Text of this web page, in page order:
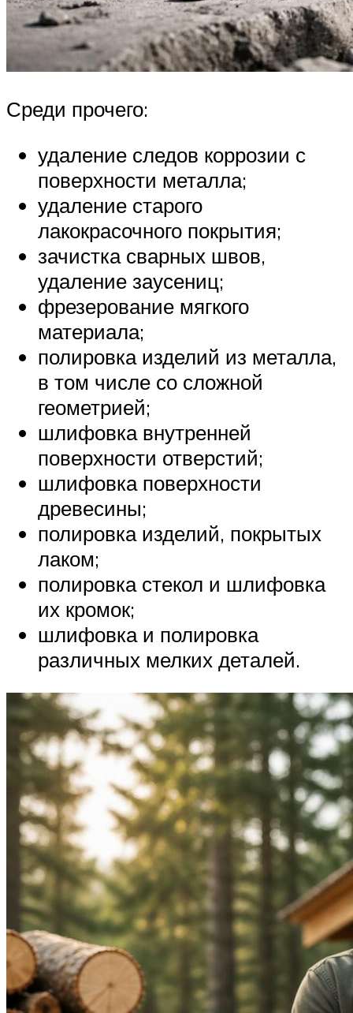
Среди прочего:
удаление следов коррозии с
поверхности металла;
удаление старого
лакокрасочного покрытия;
зачистка сварных швов,
удаление заусениц;
фрезерование мягкого
материала;
полировка изделий из металла,
в том числе со сложной
геометрией;
шлифовка внутренней
поверхности отверстий;
шлифовка поверхности
древесины;
полировка изделий, покрытых
лаком;
полировка стекол и шлифовка
их кромок;
шлифовка и полировка
различных мелких деталей.